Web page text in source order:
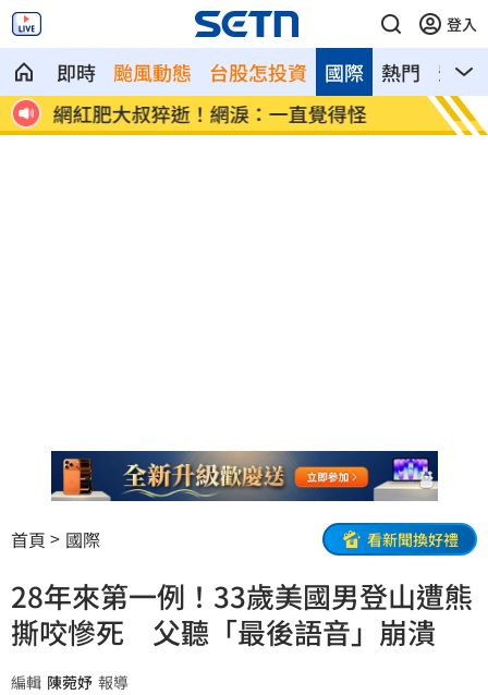
登入
即時 颱風動態 台股怎投資 熱門 影音
國際
鍵 網紅肥大叔猝逝！網淚：一直覺得怪
白海
率
首頁 國際 看新聞換好禮
28年來第一例！33歲美國男登山遭熊
撕咬慘死 父聽「最後語音」崩潰
編輯 陳菀妤 報導